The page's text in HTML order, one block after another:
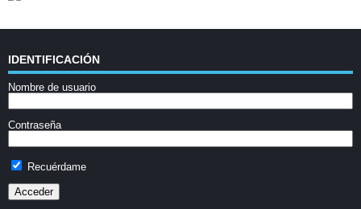
IDENTIFICACIÓN
Nombre de usuario
Contraseña
Recuérdame